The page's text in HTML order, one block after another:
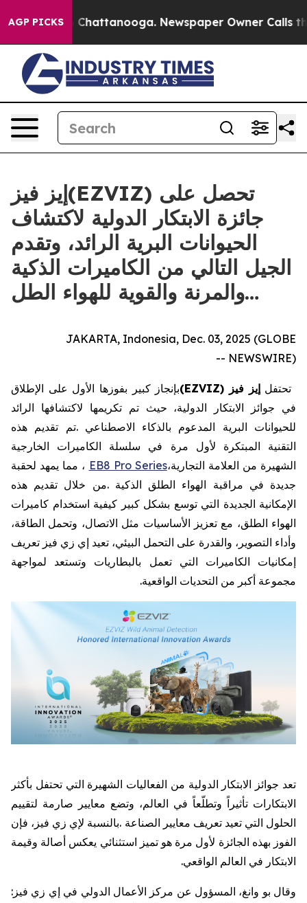
AGP PICKSin Chattanooga. Newspaper Owner Calls the
إيز فيز(EZVIZ) تحصل على
جائزة الابتكار الدولية لاكتشاف
الحيوانات البرية الرائد، وتقدم
الجيل التالي من الكاميرات الذكية
والمرنة والقوية للهواء الطل…
JAKARTA, Indonesia, Dec. 03, 2025 (GLOBE
NEWSWIRE) --
تحتفل إيز فيز (EZVIZ) بإنجاز كبير بفوزها الأول على الإطلاق
في جوائز الابتكار الدولية، حيث تم تكريمها لاكتشافها الرائد
للحيوانات البرية المدعوم بالذكاء الاصطناعي .تم تقديم هذه
التقنية
المبتكرة لأول مرة في سلسلة الكاميرات
الخارجية
الشهيرة من العلامة التجارية،EB8 Pro Series ، مما يمهد لحقبة
جديدة في مراقبة الهواء الطلق الذكية .من خلال تقديم هذه
الإمكانية الجديدة التي توسع بشكل كبير كيفية استخدام كاميرات
الهواء الطلق، مع تعزيز الأساسيات مثل الاتصال، وتحمل الطاقة،
وأداء التصوير، والقدرة على التحمل البيئي، تعيد إي زي فيز تعريف
إمكانيات
الكاميرات التي تعمل بالبطاريات وتستعد
لمواجهة
مجموعة أكبر من التحديات الواقعية.
تعد جوائز الابتكار الدولية من الفعاليات الشهيرة التي تحتفل بأكثر
الابتكارات تأثيراً وتطلّعاً في العالم، وتضع معايير صارمة لتقييم
الحلول التي تعيد تعريف معايير الصناعة .بالنسبة لإي زي فيز، فإن
الفوز بهذه الجائزة لأول مرة هو تميز استثنائي يعكس أصالة وقيمة
الابتكار في العالم الواقعي.
وقال بو وانغ، المسؤول عن مركز الأعمال الدولي في إي زي فيز :